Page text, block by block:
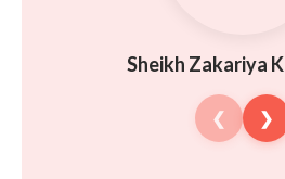
Sheikh Zakariya
❮ ❯